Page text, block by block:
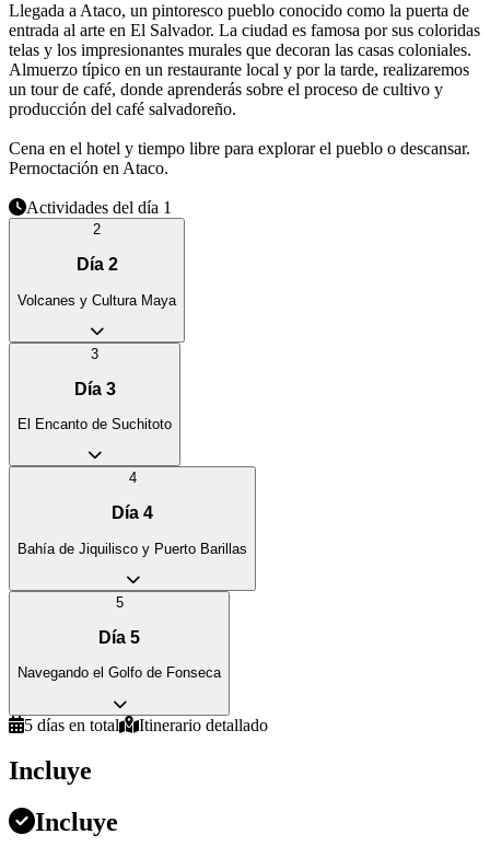
Llegada a Ataco, un pintoresco pueblo conocido como la puerta de
entrada al arte en El Salvador. La ciudad es famosa por sus coloridas
telas y los impresionantes murales que decoran las casas coloniales.
Almuerzo típico en un restaurante local y por la tarde, realizaremos
un tour de café, donde aprenderás sobre el proceso de cultivo y
producción del café salvadoreño.
Cena en el hotel y tiempo libre para explorar el pueblo o descansar.
Pernoctación en Ataco.
Actividades del día 1
2
Día 2
Volcanes y Cultura Maya
3
Día 3
El Encanto de Suchitoto
4
Día 4
Bahía de Jiquilisco y Puerto Barillas
5
Día 5
Navegando el Golfo de Fonseca
5 días en total Itinerario detallado
Incluye
Incluye